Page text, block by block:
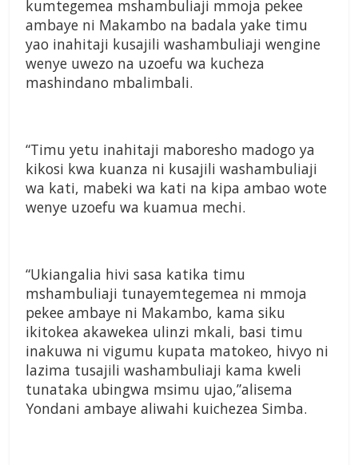
kumtegemea mshambuliaji mmoja pekee
ambaye ni Makambo na badala yake timu
yao inahitaji kusajili washambuliaji wengine
wenye uwezo na uzoefu wa kucheza
mashindano mbalimbali.
“Timu yetu inahitaji maboresho madogo ya
kikosi kwa kuanza ni kusajili washambuliaji
wa kati, mabeki wa kati na kipa ambao wote
wenye uzoefu wa kuamua mechi.
“Ukiangalia hivi sasa katika timu
mshambuliaji tunayemtegemea ni mmoja
pekee ambaye ni Makambo, kama siku
ikitokea akawekea ulinzi mkali, basi timu
inakuwa ni vigumu kupata matokeo, hivyo ni
lazima tusajili washambuliaji kama kweli
tunataka ubingwa msimu ujao,”alisema
Yondani ambaye aliwahi kuichezea Simba.